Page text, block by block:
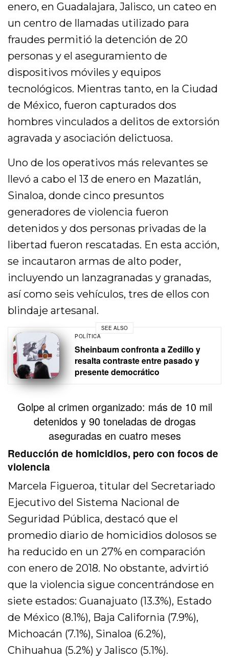
enero, en Guadalajara, Jalisco, un cateo en
un centro de llamadas utilizado para
fraudes permitió la detención de 20
personas y el aseguramiento de
dispositivos móviles y equipos
tecnológicos. Mientras tanto, en la Ciudad
de México, fueron capturados dos
hombres vinculados a delitos de extorsión
agravada y asociación delictuosa.
Uno de los operativos más relevantes se
llevó a cabo el 13 de enero en Mazatlán,
Sinaloa, donde cinco presuntos
generadores de violencia fueron
detenidos y dos personas privadas de la
libertad fueron rescatadas. En esta acción,
se incautaron armas de alto poder,
incluyendo un lanzagranadas y granadas,
así como seis vehículos, tres de ellos con
blindaje artesanal.
SEE ALSO
POLÍTICA
Sheinbaum confronta a Zedillo y
resalta contraste entre pasado y
presente democrático
Golpe al crimen organizado: más de 10 mil
detenidos y 90 toneladas de drogas
aseguradas en cuatro meses
Reducción de homicidios, pero con focos de
violencia
Marcela Figueroa, titular del Secretariado
Ejecutivo del Sistema Nacional de
Seguridad Pública, destacó que el
promedio diario de homicidios dolosos se
ha reducido en un 27% en comparación
con enero de 2018. No obstante, advirtió
que la violencia sigue concentrándose en
siete estados: Guanajuato (13.3%), Estado
de México (8.1%), Baja California (7.9%),
Michoacán (7.1%), Sinaloa (6.2%),
Chihuahua (5.2%) y Jalisco (5.1%).